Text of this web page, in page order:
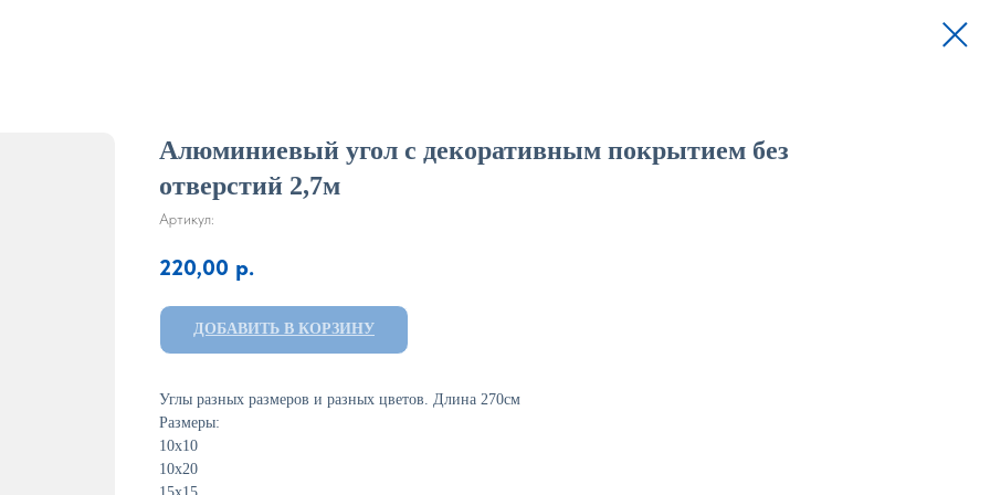
Алюминиевый угол с декоративным покрытием без
отверстий 2,7м
Артикул:
220,00 р.
ДОБАВИТЬ В КОРЗИНУ
Углы разных размеров и разных цветов. Длина 270см
Размеры:
10х10
10х20